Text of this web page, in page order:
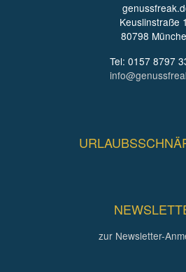
Keuslinstraße
80798
Tel: 0157 8797
zur Newsletter-